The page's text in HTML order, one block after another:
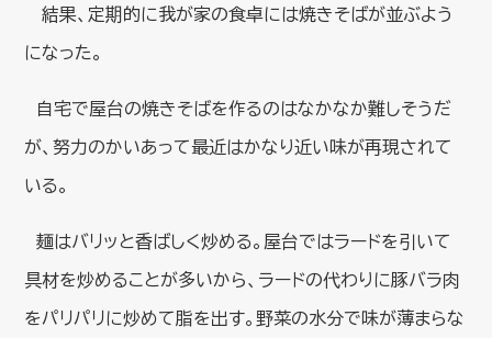
結果、定期的に我が家の食卓には焼きそばが並ぶよう
になった。
自宅で屋台の焼きそばを作るのはなかなか難しそうだ
が、努力のかいあって最近はかなり近い味が再現されて
いる。
麺はバリッと香ばしく炒める。屋台ではラードを引いて
具材を炒めることが多いから、ラードの代わりに豚バラ肉
をパリパリに炒めて脂を出す。野菜の水分で味が薄まらな